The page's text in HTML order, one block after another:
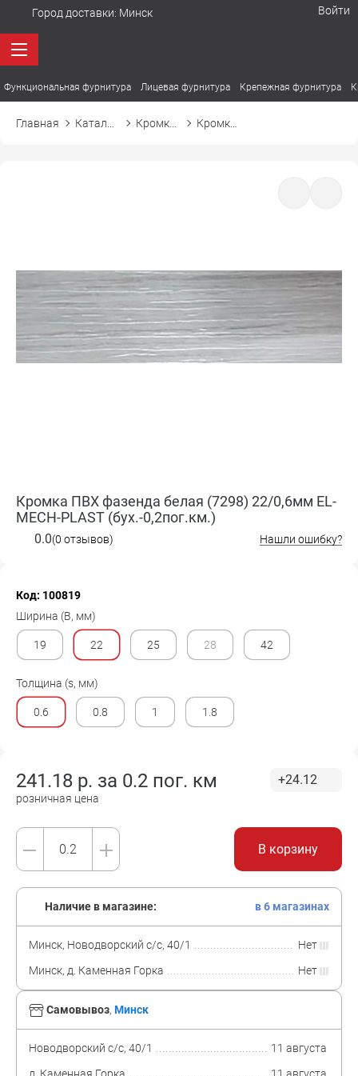
Город доставки: Минск Войти
Функциональная фурнитура Лицевая фурнитура Крепежная фурнитура
Главная
Кромка ПВХ фазенда белая (7298) 22/0,6мм EL-
MECH-PLAST (бух.-0,2пог.км.)
0.0(0 отзывов) Нашли ошибку?
Код: 100819
Ширина (B, мм)
19 22 25 28 42
Толщина (s, мм)
0.6 0.8 1 1.8
241.18 р. за 0.2 пог. км
розничная цена
+24.12
В корзину
Самовывоз, Минск
Новодворский с/с, 40/1
11 августа
Наличие в магазине: в 6 магазинах
Минск, Новодворский с/с, 40/1
Нет
Минск, д. Каменная Горка
Нет